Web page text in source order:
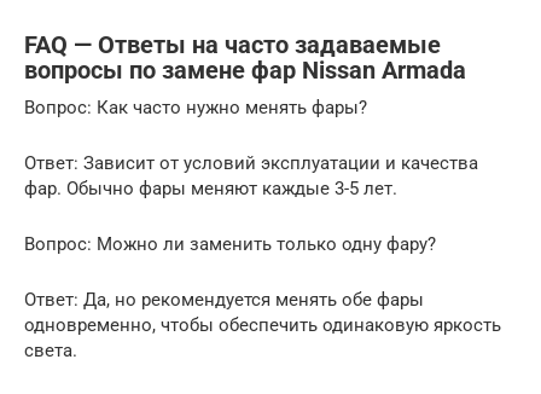
FAQ — Ответы на часто задаваемые
вопросы по замене фар Nissan Armada
Вопрос: Как часто нужно менять фары?
Ответ: Зависит от условий эксплуатации и качества
фар. Обычно фары меняют каждые 3-5 лет.
Вопрос: Можно ли заменить только одну фару?
Ответ: Да, но рекомендуется менять обе фары
одновременно, чтобы обеспечить одинаковую яркость
света.